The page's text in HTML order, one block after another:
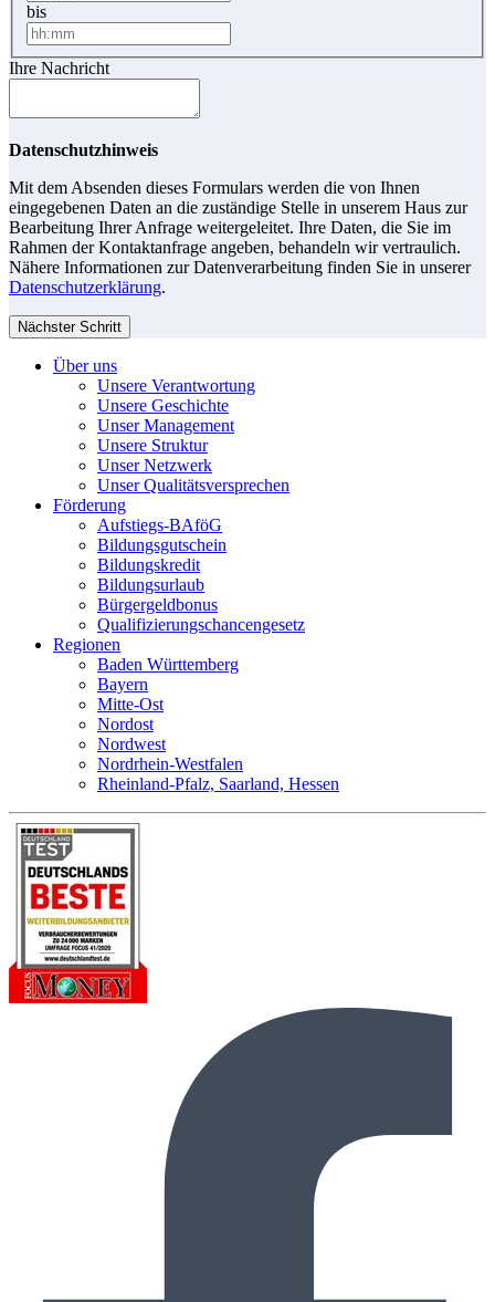
bis
Ihre Nachricht
Datenschutzhinweis
Mit dem Absenden dieses Formulars werden die von Ihnen
eingegebenen Daten an die zuständige Stelle in unserem Haus zur
Bearbeitung Ihrer Anfrage weitergeleitet. Ihre Daten, die Sie im
Rahmen der Kontaktanfrage angeben, behandeln wir vertraulich.
Nähere Informationen zur Datenverarbeitung finden Sie in unserer
Datenschutzerklärung.
Nächster Schritt
Über uns
Unsere Verantwortung
Unsere Geschichte
Unser Management
Unsere Struktur
Unser Netzwerk
Unser Qualitätsversprechen
Förderung
Aufstiegs-BAföG
Bildungsgutschein
Bildungskredit
Bildungsurlaub
Bürgergeldbonus
Qualifizierungschancengesetz
Regionen
Baden Württemberg
Bayern
Mitte-Ost
Nordost
Nordwest
Nordrhein-Westfalen
Rheinland-Pfalz, Saarland, Hessen